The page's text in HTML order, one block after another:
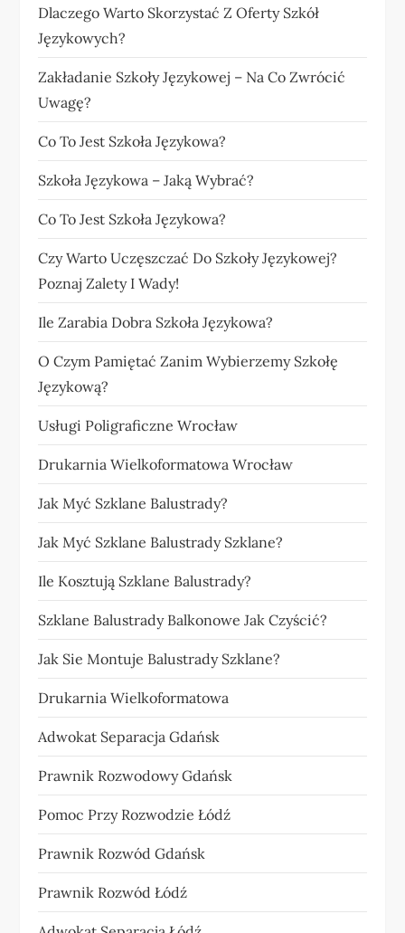
Dlaczego Warto Skorzystać Z Oferty Szkół
Językowych?
Zakładanie Szkoły Językowej – Na Co Zwrócić
Uwagę?
Co To Jest Szkoła Językowa?
Szkoła Językowa – Jaką Wybrać?
Co To Jest Szkoła Językowa?
Czy Warto Uczęszczać Do Szkoły Językowej?
Poznaj Zalety I Wady!
Ile Zarabia Dobra Szkoła Językowa?
O Czym Pamiętać Zanim Wybierzemy Szkołę
Językową?
Usługi Poligraficzne Wrocław
Drukarnia Wielkoformatowa Wrocław
Jak Myć Szklane Balustrady?
Jak Myć Szklane Balustrady Szklane?
Ile Kosztują Szklane Balustrady?
Szklane Balustrady Balkonowe Jak Czyścić?
Jak Sie Montuje Balustrady Szklane?
Drukarnia Wielkoformatowa
Adwokat Separacja Gdańsk
Prawnik Rozwodowy Gdańsk
Pomoc Przy Rozwodzie Łódź
Prawnik Rozwód Gdańsk
Prawnik Rozwód Łódź